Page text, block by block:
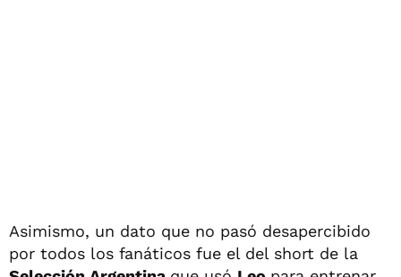
Asimismo, un dato que no pasó desapercibido
por todos los fanáticos fue el del short de la